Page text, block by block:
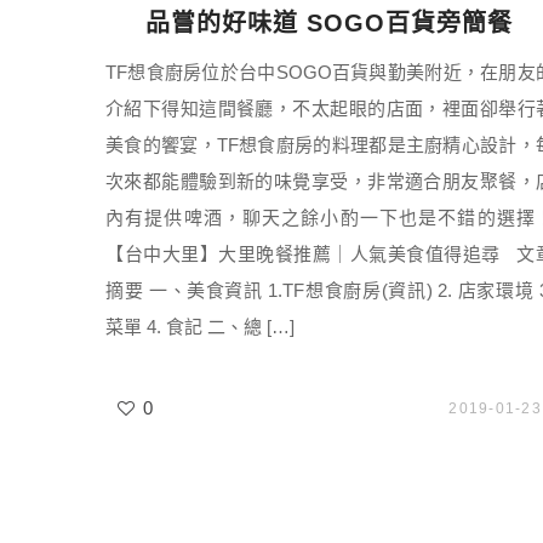
品嘗的好味道 SOGO百貨旁簡餐
TF想食廚房位於台中SOGO百貨與勤美附近，在朋友
介紹下得知這間餐廳，不太起眼的店面，裡面卻舉行
美食的饗宴，TF想食廚房的料理都是主廚精心設計，
次來都能體驗到新的味覺享受，非常適合朋友聚餐，
內有提供啤酒，聊天之餘小酌一下也是不錯的選擇
【台中大里】大里晚餐推薦｜人氣美食值得追尋 文
摘要 一、美食資訊 1.TF想食廚房(資訊) 2. 店家環境
菜單 4. 食記 二、總 […]
0 2019-01-23